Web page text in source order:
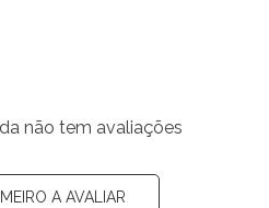
não tem avaliações
A AVALIAR